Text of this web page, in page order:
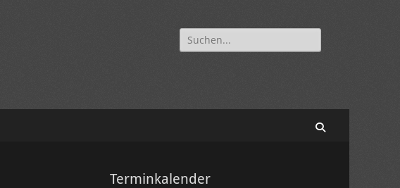
Suchen
nach:
Terminkalender